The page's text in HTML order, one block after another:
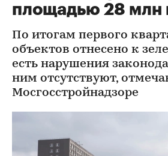
площадью 28 млн
По итогам первого
объектов отнесено к
есть нарушения
ним отсутствуют,
Мосгосстройнадзоре